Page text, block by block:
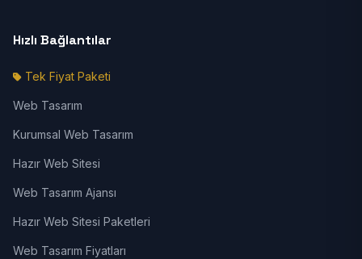
Hızlı Bağlantılar
Tek Fiyat Paketi
Web Tasarım
Kurumsal Web Tasarım
Hazır Web Sitesi
Web Tasarım Ajansı
Hazır Web Sitesi Paketleri
Web Tasarım Fiyatları